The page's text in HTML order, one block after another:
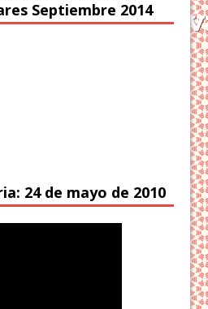
Septiembre 2014
24 de mayo de 2010